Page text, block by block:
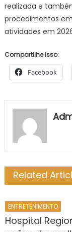
realizada e
procedimentos
atividades em
Compartilhe isso:
Facebook
Related
ENTRETENIMENTO
Hospital